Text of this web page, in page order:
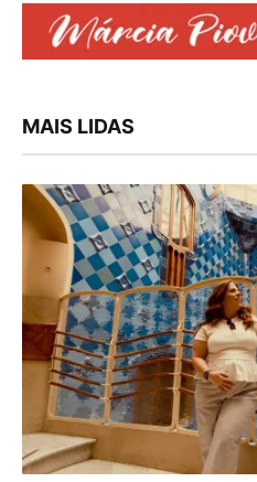
MAIS LIDAS